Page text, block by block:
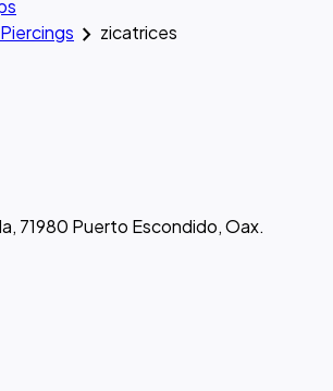
chevron_right zicatrices
71980 Puerto Escondido, Oax.